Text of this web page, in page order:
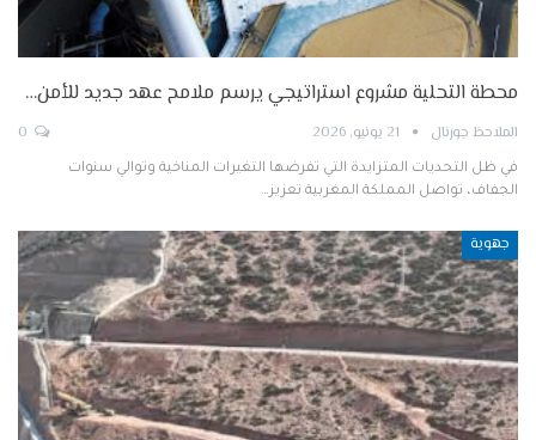
محطة التحلية مشروع استراتيجي يرسم ملامح عهد جديد للأمن…
الملاحظ جورنال 21 يونيو, 2026
في ظل التحديات المتزايدة التي تفرضها التغيرات المناخية وتوالي سنوات
الجفاف، تواصل المملكة المغربية تعزيز…
جهوية